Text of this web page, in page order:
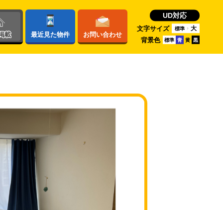
UD対応
文字サイズ 標準 大
背景色 標準 青 黄 黒
載 最近見た物件 お問い合わせ